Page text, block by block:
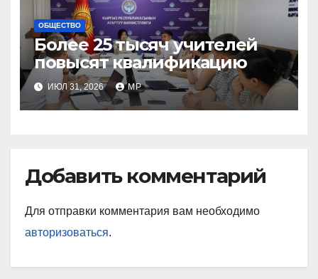
ОБЩЕСТВО
Более 25 тысяч учителей
повысят квалификацию
ИЮЛ 31, 2026 MP
Добавить комментарий
Для отправки комментария вам необходимо
авторизоваться.